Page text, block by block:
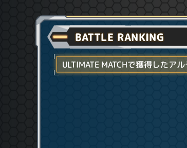
好敵手
楽曲検索機能 ヴ
アチーブメント
BATTLE RANKING
ULTIMATE MATCHで獲得したア